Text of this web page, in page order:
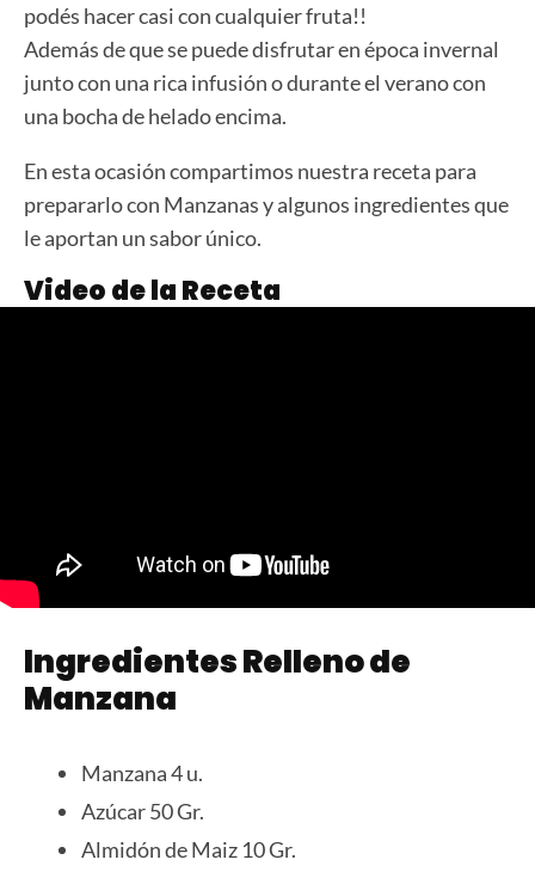
podés hacer casi con cualquier fruta!!
Además de que se puede disfrutar en época invernal
junto con una rica infusión o durante el verano con
una bocha de helado encima.
En esta ocasión compartimos nuestra receta para
prepararlo con Manzanas y algunos ingredientes que
le aportan un sabor único.
Video de la Receta
Ingredientes Relleno de
Manzana
Manzana 4 u.
Azúcar 50 Gr.
Almidón de Maiz 10 Gr.